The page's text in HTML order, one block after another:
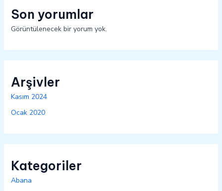
Son yorumlar
Görüntülenecek bir yorum yok.
Arşivler
Kasım 2024
Ocak 2020
Kategoriler
Abana